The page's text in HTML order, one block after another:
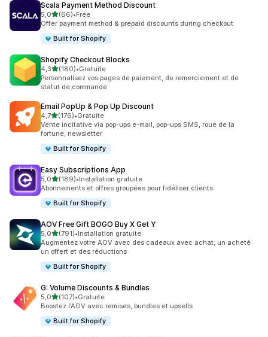
Scala Payment Method Discount
5,0étoile(s) sur 5
(66)
66 avis au total
•Free
Offer payment method & prepaid discounts during checkout
Built for Shopify
Shopify Checkout Blocks
4,3étoile(s) sur 5
(180)
180 avis au total
•Gratuite
Personnalisez vos pages de paiement, de remerciement et de
statut de commande
Email PopUp & Pop Up Discount
4,7étoile(s) sur 5
(176)
176 avis au total
•Gratuite
Vente incitative via pop-ups e-mail, pop-ups SMS, roue de la
fortune, newsletter
Built for Shopify
Easy Subscriptions App
5,0étoile(s) sur 5
(189)
189 avis au total
•Installation gratuite
Abonnements et offres groupées pour fidéliser clients
Built for Shopify
AOV Free Gift BOGO Buy X Get Y
5,0étoile(s) sur 5
(791)
791 avis au total
•Installation gratuite
Augmentez votre AOV avec des cadeaux avec achat, un acheté
un offert et des réductions
Built for Shopify
G: Volume Discounts & Bundles
5,0étoile(s) sur 5
(107)
107 avis au total
•Gratuite
Boostez l’AOV avec remises, bundles et upsells
Built for Shopify